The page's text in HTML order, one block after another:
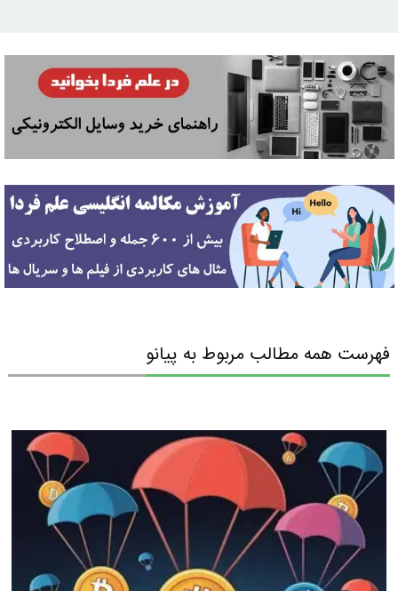
فهرست همه مطالب مربوط به پیانو